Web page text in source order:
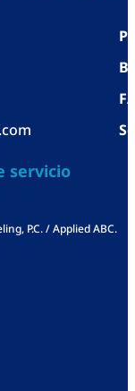
servicio
P.C. / Applied ABC.